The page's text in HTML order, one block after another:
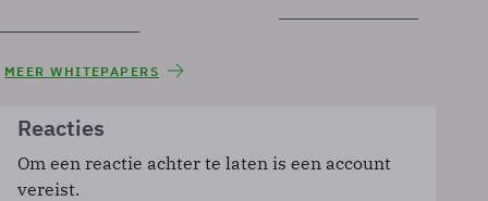
MEER WHITEPAPERS
Reacties
Om een reactie achter te laten is een account
vereist.